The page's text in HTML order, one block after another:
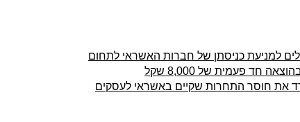
למניעת כניסתן של חברות האשראי לתחום
את חוסר התחרות שקיים באשראי לעסקים